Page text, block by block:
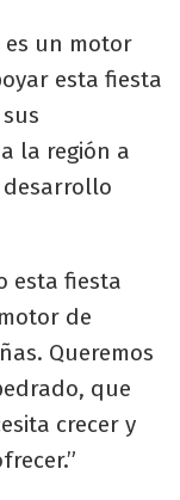
es un motor
esta fiesta
la región a
esta fiesta
de
Queremos
que
crecer y